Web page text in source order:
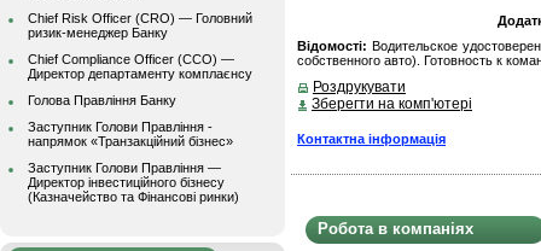
Chief Risk Officer (CRO) — Головний
ризик-менеджер Банку
Chief Compliance Officer (CCO) —
Директор департаменту комплаєнсу
Голова Правління Банку
Заступник Голови Правління -
напрямок «Транзакційний бізнес»
Заступник Голови Правління —
Директор інвестиційного бізнесу
(Казначейство та Фінансові ринки)
Відомості: Водительское
собственного авто). Готовность к
Роздрукувати
Зберегти на комп'ютері
Контактна інформація
Робота в компаніях